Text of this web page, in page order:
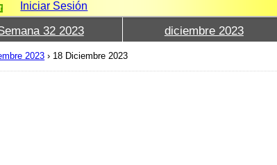
Iniciar Sesión
32 2023 diciembre 2023
2023 › 18 Diciembre 2023